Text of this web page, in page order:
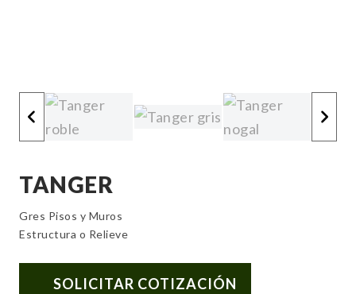
TANGER
Gres Pisos y Muros
Estructura o Relieve
SOLICITAR COTIZACIÓN